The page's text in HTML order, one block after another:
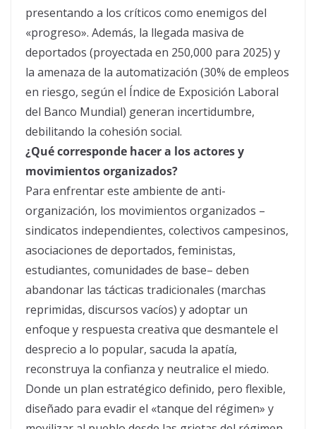
presentando a los críticos como enemigos del
«progreso». Además, la llegada masiva de
deportados (proyectada en 250,000 para 2025) y
la amenaza de la automatización (30% de empleos
en riesgo, según el Índice de Exposición Laboral
del Banco Mundial) generan incertidumbre,
debilitando la cohesión social.
¿Qué corresponde hacer a los actores y
movimientos organizados?
Para enfrentar este ambiente de anti-
organización, los movimientos organizados –
sindicatos independientes, colectivos campesinos,
asociaciones de deportados, feministas,
estudiantes, comunidades de base– deben
abandonar las tácticas tradicionales (marchas
reprimidas, discursos vacíos) y adoptar un
enfoque y respuesta creativa que desmantele el
desprecio a lo popular, sacuda la apatía,
reconstruya la confianza y neutralice el miedo.
Donde un plan estratégico definido, pero flexible,
diseñado para evadir el «tanque del régimen» y